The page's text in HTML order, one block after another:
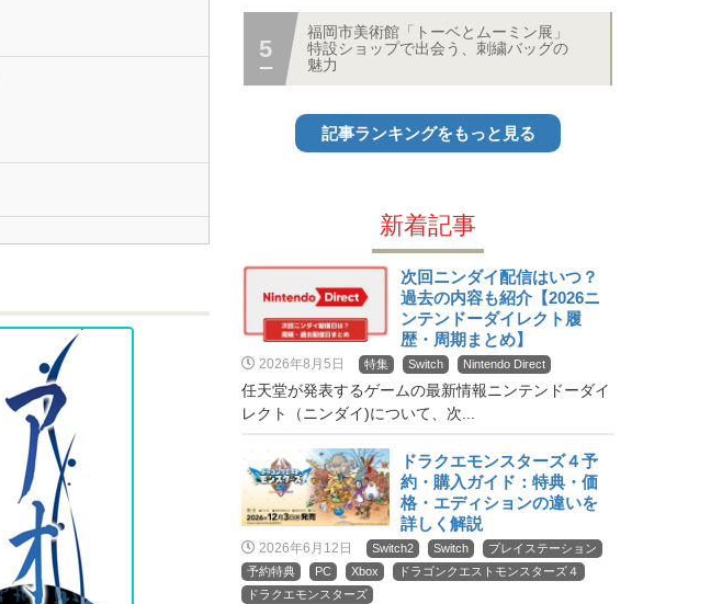
福岡市美術館「トーベとムーミン展」
特設ショップで出会う、刺繍バッグの
魅力
記事ランキングをもっと見る
新着記事
次回ニンダイ配信はいつ？
過去の内容も紹介【2026ニ
ンテンドーダイレクト履
歴・周期まとめ】
2026年8月5日 特集 Switch Nintendo Direct
任天堂が発表するゲームの最新情報ニンテンドーダイ
レクト（ニンダイ)について、次...
ドラクエモンスターズ４予
約・購入ガイド：特典・価
格・エディションの違いを
詳しく解説
2026年6月12日 Switch2 Switch
プレイステーション
予約特典
PC Xbox
ドラゴンクエストモンスターズ４
ドラクエモンスターズ